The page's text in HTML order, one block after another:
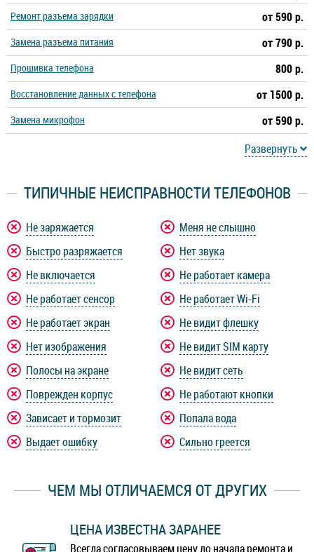
Ремонт разъема зарядки от 590 р.
Замена разъема питания от 790 р.
Прошивка телефона 800 р.
Восстановление данных с телефона от 1500 р.
Замена микрофон
от 590 р.
Развернуть
ТИПИЧНЫЕ НЕИСПРАВНОСТИ ТЕЛЕФОНОВ
Не заряжается
Быстро разряжается
Не включается
Не работает сенсор
Не работает экран
Нет изображения
Полосы на экране
Поврежден корпус
Зависает и тормозит
Выдает ошибку
Меня не слышно
Нет звука
Не работает камера
Не работает Wi-Fi
Не видит флешку
Не видит SIM карту
Не видит сеть
Не работают кнопки
Попала вода
Сильно греется
ЧЕМ МЫ ОТЛИЧАЕМСЯ ОТ ДРУГИХ
ЦЕНА ИЗВЕСТНА ЗАРАНЕЕ
Всегда согласовываем цену до начала ремонта и